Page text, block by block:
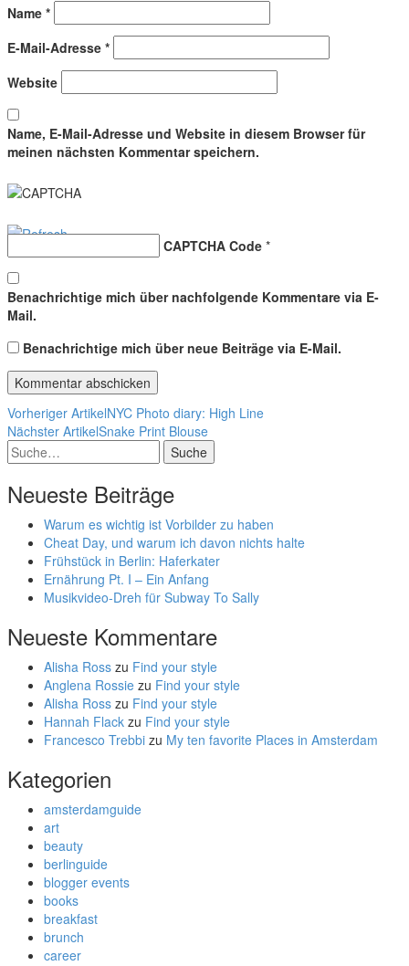
Name *
E-Mail-Adresse *
Website
Name, E-Mail-Adresse und Website in diesem Browser für
meinen nächsten Kommentar speichern.
CAPTCHA Code *
Benachrichtige mich über nachfolgende Kommentare via E-
Mail.
Benachrichtige mich über neue Beiträge via E-Mail.
Vorheriger ArtikelNYC Photo diary: High Line
Nächster ArtikelSnake Print Blouse
Suche
Neueste Beiträge
Warum es wichtig ist Vorbilder zu haben
Cheat Day, und warum ich davon nichts halte
Frühstück in Berlin: Haferkater
Ernährung Pt. I – Ein Anfang
Musikvideo-Dreh für Subway To Sally
Neueste Kommentare
Alisha Ross zu Find your style
Anglena Rossie zu Find your style
Alisha Ross zu Find your style
Hannah Flack zu Find your style
Francesco Trebbi zu My ten favorite Places in Amsterdam
Kategorien
amsterdamguide
art
beauty
berlinguide
blogger events
books
breakfast
brunch
career